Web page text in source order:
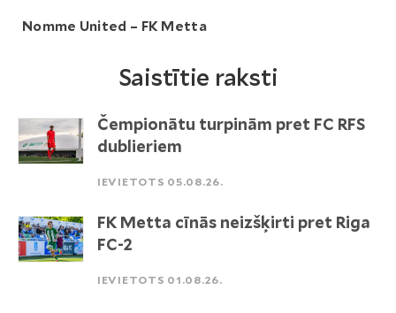
Nomme United – FK Metta
Saistītie raksti
Čempionātu turpinām pret FC RFS
dublieriem
IEVIETOTS 05.08.26.
FK Metta cīnās neizšķirti pret Riga
FC-2
IEVIETOTS 01.08.26.